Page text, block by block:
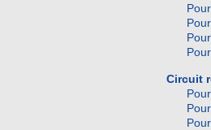
Circuit